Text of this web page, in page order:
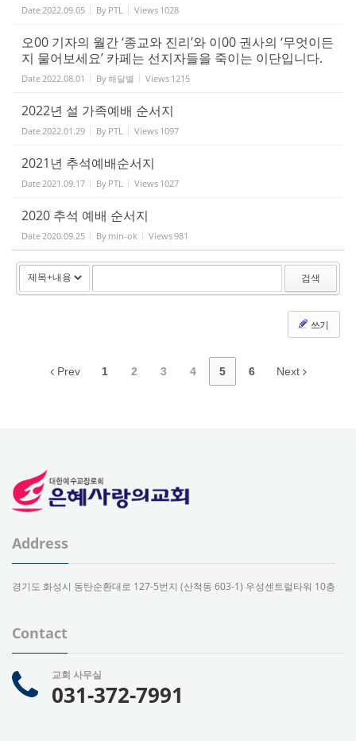
Date2022.09.05 By PTL Views 1028
오00 기자의 월간 ‘종교와 진리’와 이00 권사의 ‘무엇이든
지 물어보세요’ 카페는 선지자들을 죽이는 이단입니다.
Date2022.08.01 By해달별 Views 1215
2022년 설 가족예배 순서지
Date2022.01.29 By PTL Views 1097
2021년 추석예배순서지
Date2021.09.17 By PTL Views 1027
2020 추석 예배 순서지
Date2020.09.25 By min-ok Views981
검색
쓰기
Prev 1 2 3 4 5 6 Next
Address
경기도 화성시 동탄순환대로 127-5번지 (산척동 603-1) 우성센트럴타워 10층
Contact
교회 사무실
031-372-7991